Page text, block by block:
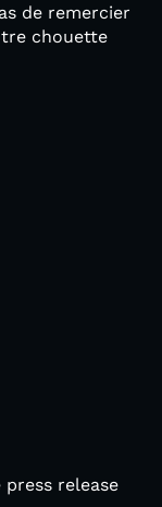
de remercier
chouette
release